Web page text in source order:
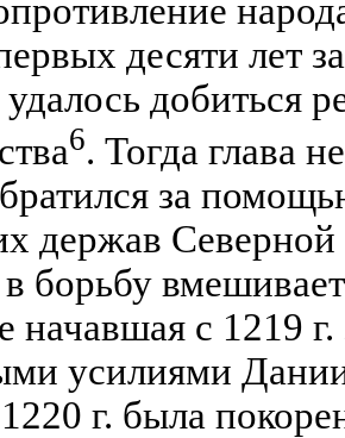
десяти лет
добиться
6. Тогда глава
за
держав
в борьбу
начавшая с 1219
усилиями
г. была